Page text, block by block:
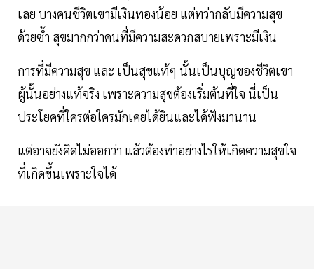
เลย บางคนชีวิตเขามีเงินทองน้อย แต่ทว่ากลับมีความสุข
ด้วยซ้ำ สุขมากกว่าคนที่มีความสะดวกสบายเพราะมีเงิน
การที่มีความสุข และ เป็นสุขแท้ๆ นั้นเป็นบุญของชีวิตเขา
ผู้นั้นอย่างแท้จริง เพราะความสุขต้องเริ่มต้นที่ใจ นี่เป็น
ประโยคที่ใครต่อใครมักเคยได้ยินและได้ฟังมานาน
แต่อาจยังคิดไม่ออกว่า แล้วต้องทำอย่างไรให้เกิดความสุขใจ
ที่เกิดขึ้นเพราะใจได้